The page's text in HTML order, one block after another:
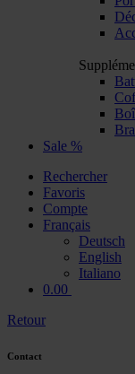
Sale %
Rechercher
Favoris
Compte
Français
Deutsch
English
Italiano
0.00
Retour
Contact